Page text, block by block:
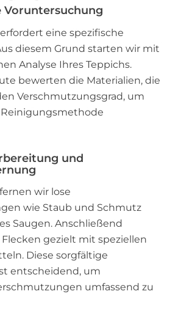
Voruntersuchung
eine spezifische
diesem Grund starten wir mit
Analyse Ihres Teppichs.
bewerten die Materialien, die
Verschmutzungsgrad, um
und
wir lose
wie Staub und Schmutz
Saugen. Anschließend
gezielt mit speziellen
Diese sorgfältige
entscheidend, um
umfassend zu